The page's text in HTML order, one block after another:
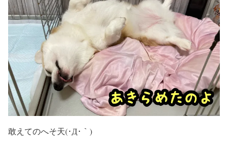
敢えてのへそ天(･Д･｀)